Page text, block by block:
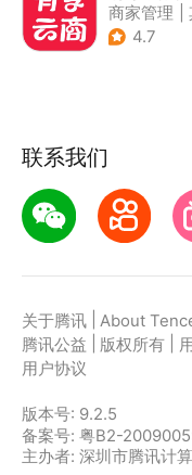
商家管理
4.7
联系我们
关于腾讯 About
腾讯公益
版权所有
用户协议
版本号: 9.2.5
备案号: 粤B2-
主办者: 深圳市腾讯计